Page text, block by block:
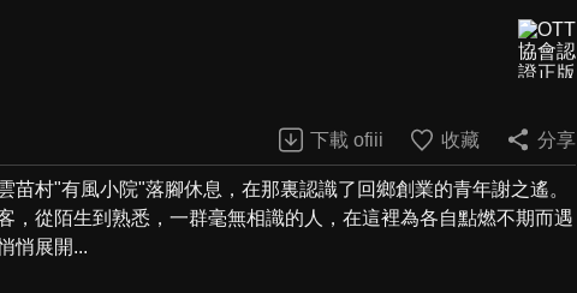
下載 ofiii 收藏 分享
村"有風小院"落腳休息，在那裏認識了回鄉創業的青年謝之遙。
，從陌生到熟悉，一群毫無相識的人，在這裡為各自點燃不期而遇
悄展開...